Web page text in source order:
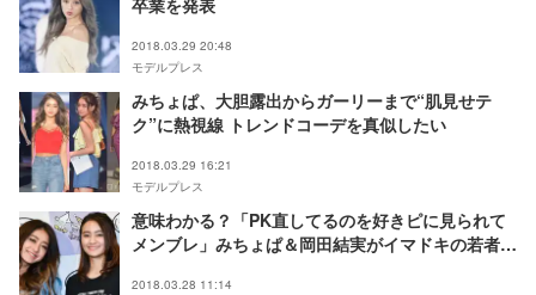
2018.03.29 20:48
モデルプレス
みちょぱ、大胆露出からガーリーまで“肌見せテ
ク”に熱視線 トレンドコーデを真似したい
2018.03.29 16:21
モデルプレス
意味わかる？「PK直してるのを好きピに見られて
メンブレ」みちょぱ＆岡田結実がイマドキの若者言
2018.03.28 11:14